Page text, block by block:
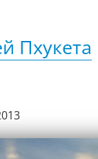
Пхукета